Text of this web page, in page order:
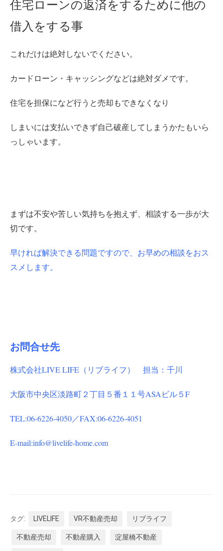
住宅ローンの返済をするために他の
借入をする事
これだけは絶対しないでください。
カードローン・キャッシングなどは絶対ダメです。
住宅を担保になど行うと売却もできなくなり
しまいには支払いできず自己破産してしまうかたもいら
っしゃいます。
まずは不安や苦しい気持ちを抱えず、相談する一歩が大
切です。
早ければ解決できる問題ですので、お早めの相談をおス
スメします。
お問合せ先
株式会社LIVE LIFE（リブライフ） 担当：千川
大阪市中央区淡路町２丁目５番１１号ASAビル５F
TEL:06-6226-4050／FAX:06-6226-4051
E-mail:info@livelife-home.com
タグ: LIVELIFE VR不動産売却 リブライフ
不動産売却 不動産購入 淀屋橋不動産